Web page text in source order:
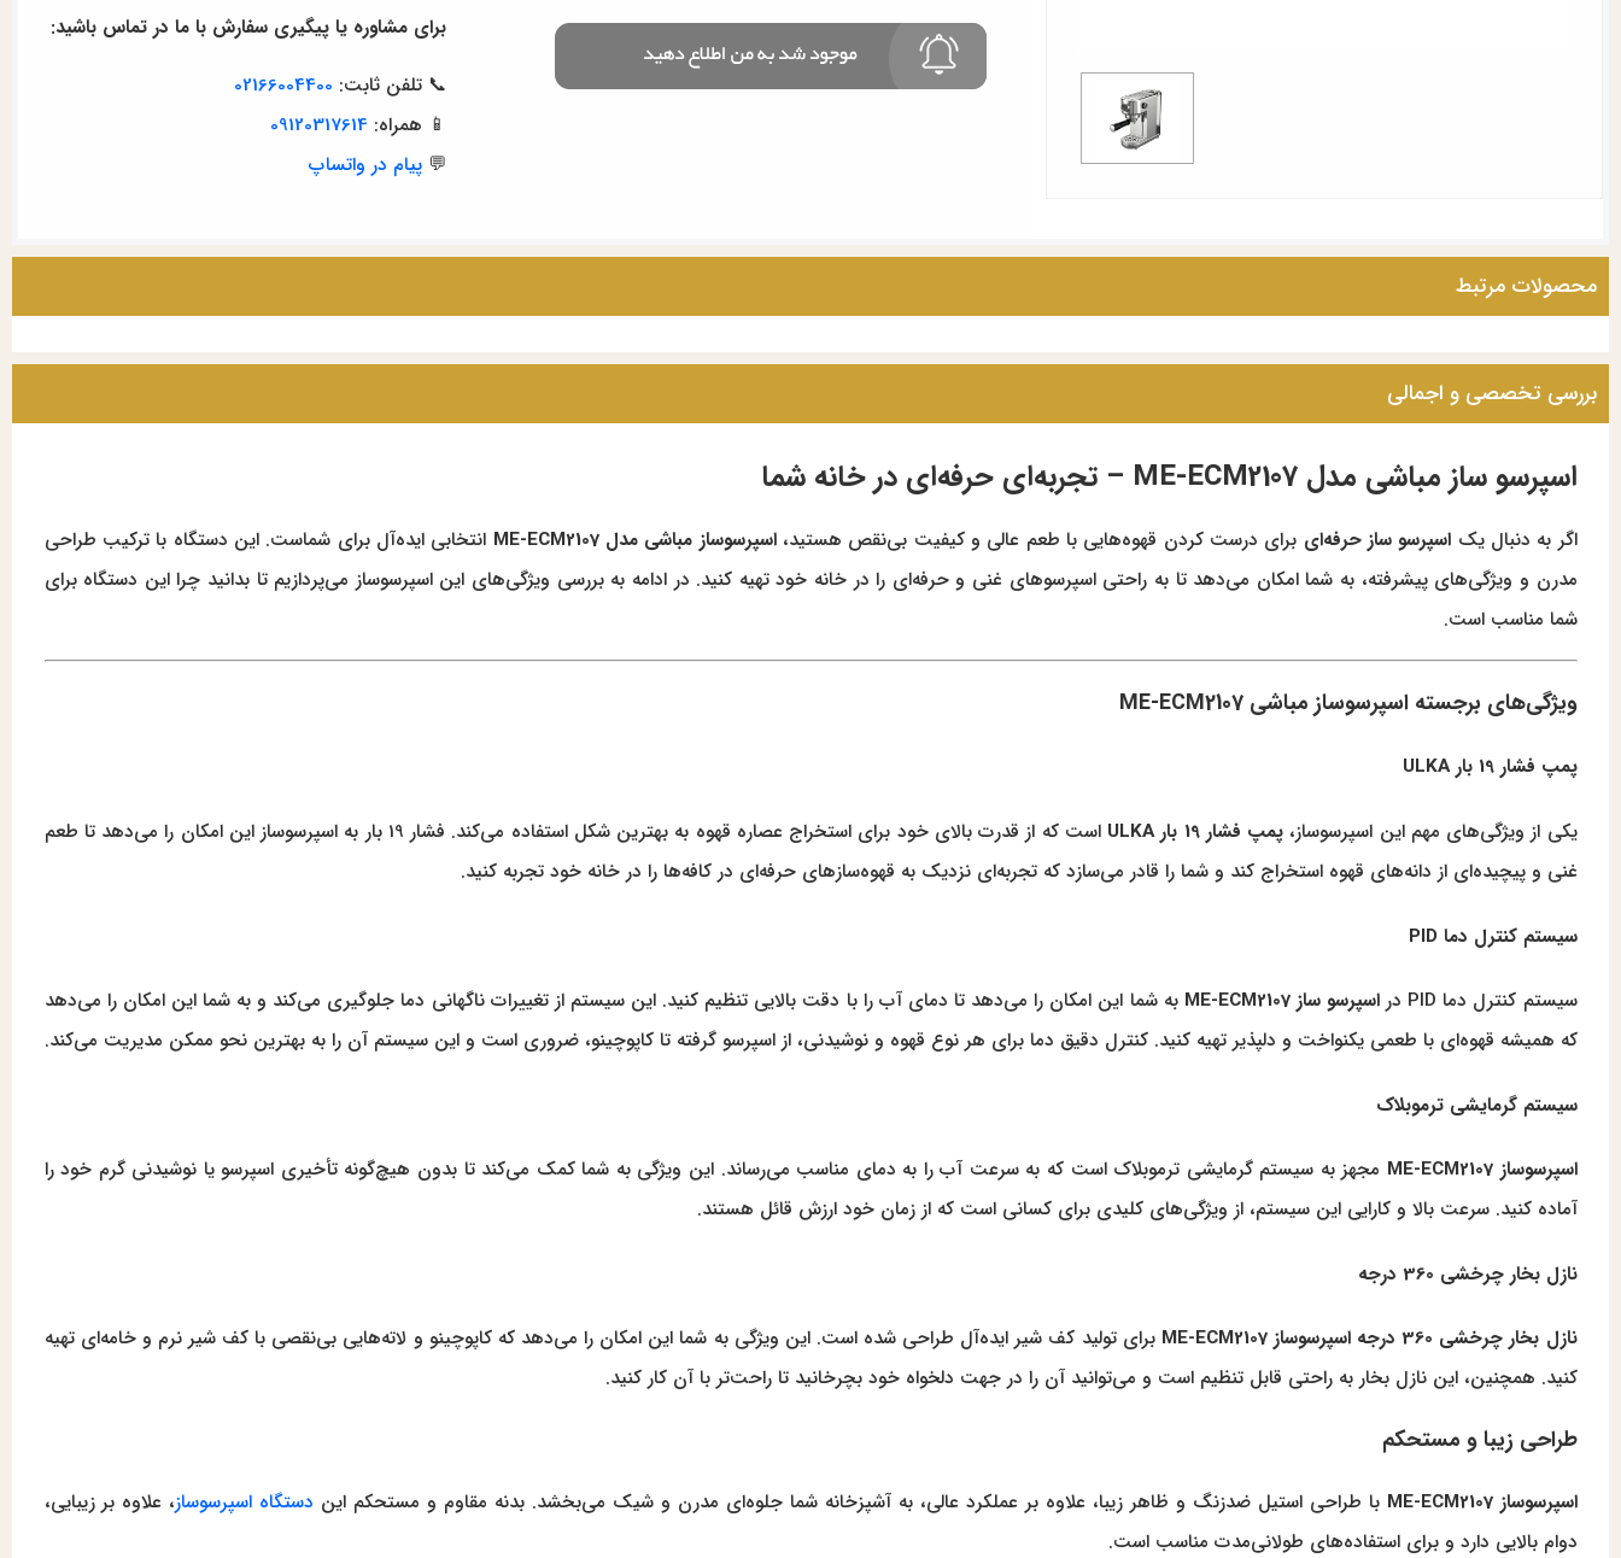
برای مشاوره یا پیگیری سفارش با ما در تماس باشید:
📞 تلفن ثابت: 02166004400
📱 همراه:09120317614
💬پیام در واتساپ
محصولات مرتبط
بررسی تخصصی و اجمالی
اسپرسو ساز مباشی مدل ME-ECM2107 – تجربه‌ای حرفه‌ای در خانه شما
اگر به دنبال یک اسپرسو ساز حرفه‌ای برای درست کردن قهوه‌هایی با طعم عالی و کیفیت بی‌نقص هستید،اسپرسوساز مباشی مدل ME-ECM2107
انتخابی ایده‌آل برای شماست. این دستگاه با ترکیب طراحی
مدرن و ویژگی‌های پیشرفته، به شما امکان می‌دهد تا به راحتی اسپرسوهای غنی و حرفه‌ای را در خانه خود تهیه کنید. در ادامه به بررسی ویژگی‌های این اسپرسوساز می‌پردازیم تا بدانید چرا این دستگاه برای
شما مناسب است.
ویژگی‌های برجسته اسپرسوساز مباشی ME-ECM2107
پمپ فشار 19 بار ULKA
یکی از ویژگی‌های مهم این اسپرسوساز، پمپ فشار 19 بار ULKA
است که از قدرت بالای خود برای استخراج عصاره قهوه به بهترین شکل استفاده می‌کند. فشار 19 بار به اسپرسوساز این امکان را می‌دهد تا طعم
غنی و پیچیده‌ای از دانه‌های قهوه استخراج کند و شما را قادر می‌سازد که تجربه‌ای نزدیک به قهوه‌سازهای حرفه‌ای در کافه‌ها را در خانه خود تجربه کنید.
سیستم کنترل دما PID
سیستم کنترل دما PID در اسپرسو ساز ME-ECM2107
به شما این امکان را می‌دهد تا دمای آب را با دقت بالایی تنظیم کنید. این سیستم از تغییرات ناگهانی دما جلوگیری می‌کند و به شما این امکان را می‌دهد
که همیشه قهوه‌ای با طعمی یکنواخت و دلپذیر تهیه کنید. کنترل دقیق دما برای هر نوع قهوه و نوشیدنی، از اسپرسو گرفته تا کاپوچینو، ضروری است و این سیستم آن را به بهترین نحو ممکن مدیریت می‌کند.
سیستم گرمایشی ترموبلاک
اسپرسوساز ME-ECM2107
مجهز به سیستم گرمایشی ترموبلاک است که به سرعت آب را به دمای مناسب می‌رساند. این ویژگی به شما کمک می‌کند تا بدون هیچ‌گونه تأخیری اسپرسو یا نوشیدنی گرم خود را
آماده کنید. سرعت بالا و کارایی این سیستم، از ویژگی‌های کلیدی برای کسانی است که از زمان خود ارزش قائل هستند.
نازل بخار چرخشی 360 درجه
نازل بخار چرخشی 360 درجه اسپرسوساز ME-ECM2107
برای تولید کف شیر ایده‌آل طراحی شده است. این ویژگی به شما این امکان را می‌دهد که کاپوچینو و لاته‌هایی بی‌نقصی با کف شیر نرم و خامه‌ای تهیه
کنید. همچنین، این نازل بخار به راحتی قابل تنظیم است و می‌توانید آن را در جهت دلخواه خود بچرخانید تا راحت‌تر با آن کار کنید.
طراحی زیبا و مستحکم
اسپرسوساز ME-ECM2107 با طراحی استیل ضدزنگ و ظاهر زیبا، علاوه بر عملکرد عالی، به آشپزخانه شما جلوه‌ای مدرن و شیک می‌بخشد. بدنه مقاوم و مستحکم این دستگاه اسپرسوساز، علاوه بر زیبایی،
دوام بالایی دارد و برای استفاده‌های طولانی‌مدت مناسب است.